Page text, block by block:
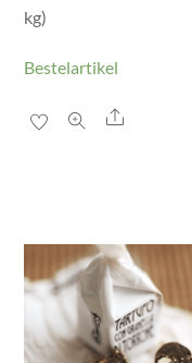
kg)
Bestelartikel
Share